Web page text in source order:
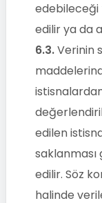
edebileceği
edilir ya da
6.3.Verinin
edilen
edilir. Söz
halinde